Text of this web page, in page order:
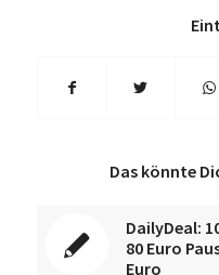
Das könnte
DailyDeal:
80 Euro
Euro